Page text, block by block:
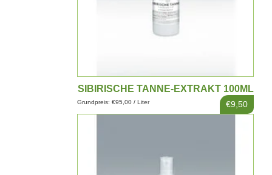
SIBIRISCHE TANNE-EXTRAKT 100ML
€9,50
Grundpreis: €95,00 / Liter